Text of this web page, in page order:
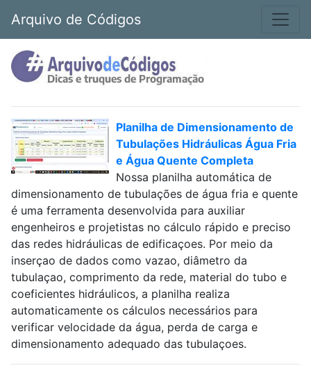
Arquivo de Códigos
Planilha de Dimensionamento de
Tubulações Hidráulicas Água Fria
e Água Quente Completa
Nossa planilha automática de
dimensionamento de tubulações de água fria e quente
é uma ferramenta desenvolvida para auxiliar
engenheiros e projetistas no cálculo rápido e preciso
das redes hidráulicas de edificaçoes. Por meio da
inserçao de dados como vazao, diâmetro da
tubulaçao, comprimento da rede, material do tubo e
coeficientes hidráulicos, a planilha realiza
automaticamente os cálculos necessários para
verificar velocidade da água, perda de carga e
dimensionamento adequado das tubulaçoes.